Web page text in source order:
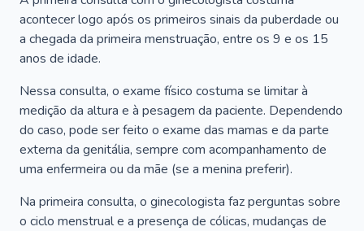
acontecer logo após os primeiros sinais da puberdade ou
a chegada da primeira menstruação, entre os 9 e os 15
anos de idade.
Nessa consulta, o exame físico costuma se limitar à
medição da altura e à pesagem da paciente. Dependendo
do caso, pode ser feito o exame das mamas e da parte
externa da genitália, sempre com acompanhamento de
uma enfermeira ou da mãe (se a menina preferir).
Na primeira consulta, o ginecologista faz perguntas sobre
o ciclo menstrual e a presença de cólicas, mudanças de